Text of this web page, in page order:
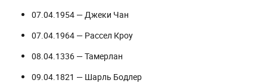
07.04.1954 — Джеки Чан
07.04.1964 — Рассел Кроу
08.04.1336 — Тамерлан
09.04.1821 — Шарль Бодлер